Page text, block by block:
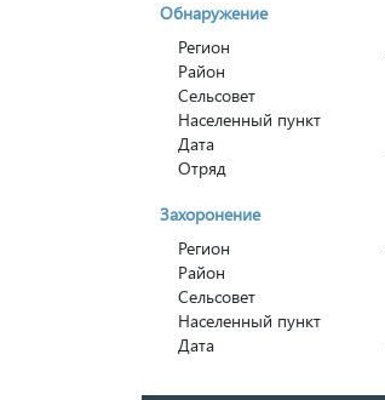
Обнаружение
Регион
Район
Сельсовет
Населенный пункт
Дата
Отряд
Захоронение
Регион
Район
Сельсовет
Населенный пункт
Дата